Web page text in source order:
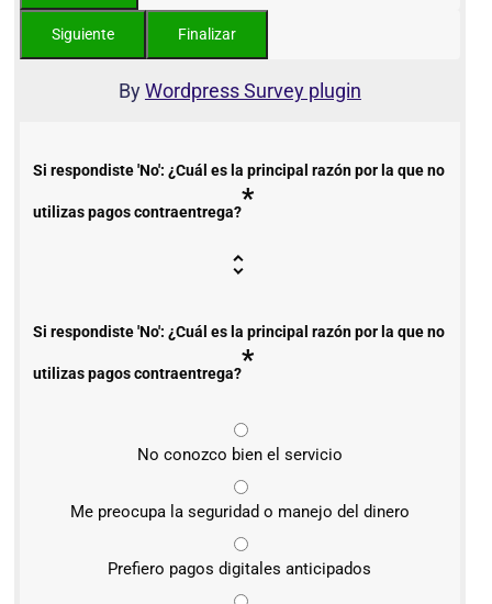
ByWordpress Survey plugin
Si respondiste 'No': ¿Cuál es la principal razón por la que no
utilizas pagos contraentrega?*
Si respondiste 'No': ¿Cuál es la principal razón por la que no
utilizas pagos contraentrega?*
No conozco bien el servicio
Me preocupa la seguridad o manejo del dinero
Prefiero pagos digitales anticipados